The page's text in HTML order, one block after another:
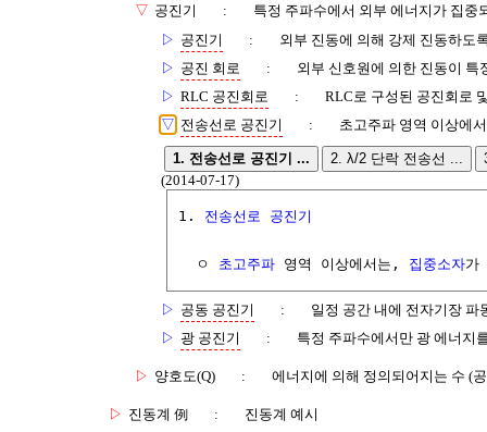
▽ 공진기 :
특정 주파수에서 외부 에너지가 집중
▷ 공진기 :
외부 진동에 의해 강제 진동하도
▷ 공진 회로 :
외부 신호원에 의한 진동이 특
▷ RLC 공진회로 :
RLC로 구성된 공진회로
▽ 전송선로 공진기 : 초고주파 영역 이상에
1. 전송선로 공진기 ... 2. λ/2 단락 전송선 ...
(2014-07-17)
1. 전송선로 공진기
  ㅇ
초고주파 영역 이상에서는, 집중소자가
▷ 공동 공진기 :
일정 공간 내에 전자기장 파
▷ 광 공진기 : 특정 주파수에서만 광 에너지
▷ 양호도(Q) : 에너지에 의해 정의되어지는 수 (
▷ 진동계 例 : 진동계 예시